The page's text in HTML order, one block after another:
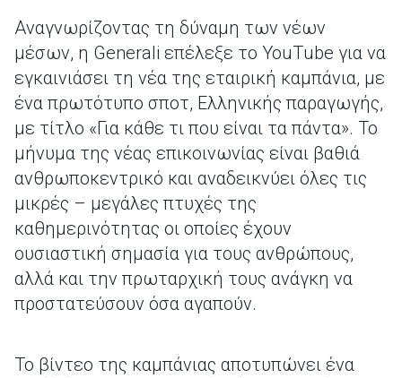
Αναγνωρίζοντας τη δύναμη των νέων
μέσων, η Generali επέλεξε το YouΤube για να
εγκαινιάσει τη νέα της εταιρική καμπάνια, με
ένα πρωτότυπο σποτ, Ελληνικής παραγωγής,
με τίτλο «Για κάθε τι που είναι τα πάντα». Το
μήνυμα της νέας επικοινωνίας είναι βαθιά
ανθρωποκεντρικό και αναδεικνύει όλες τις
μικρές – μεγάλες πτυχές της
καθημερινότητας οι οποίες έχουν
ουσιαστική σημασία για τους ανθρώπους,
αλλά και την πρωταρχική τους ανάγκη να
προστατεύσουν όσα αγαπούν.
Το βίντεο της καμπάνιας αποτυπώνει ένα